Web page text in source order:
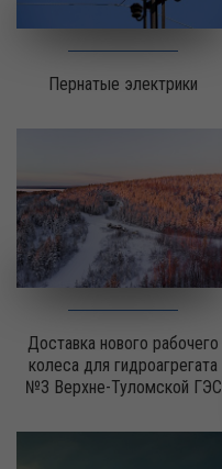
Пернатые электрики
Доставка нового рабочего
колеса для гидроагрегата
№3 Верхне-Туломской ГЭС